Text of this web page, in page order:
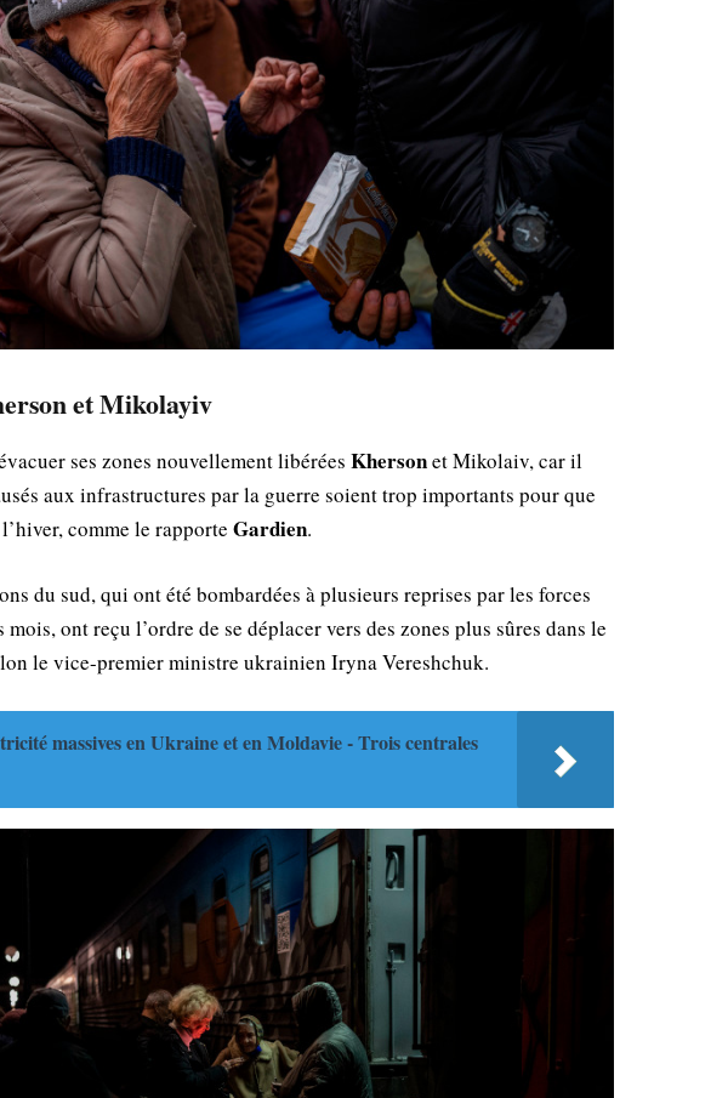
et Mikolayiv
ses zones nouvellement libérées Khersonet Mikolaiv, car il
aux infrastructures par la guerre soient trop importants pour que
comme le rapporte Gardien.
du sud, qui ont été bombardées à plusieurs reprises par les forces
ont reçu l’ordre de se déplacer vers des zones plus sûres dans le
le vice-premier ministre ukrainien Iryna Vereshchuk.
massives en Ukraine et en Moldavie - Trois centrales